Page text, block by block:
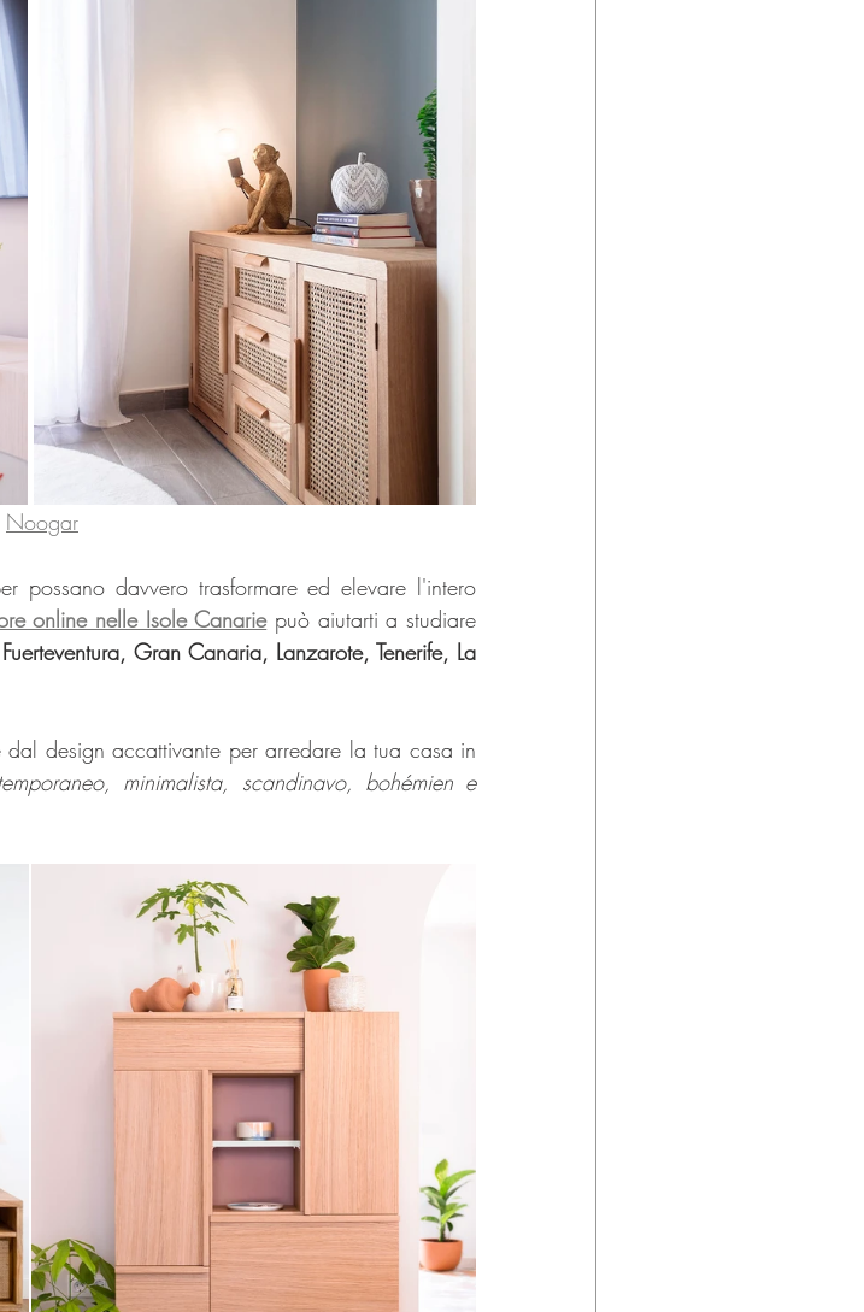
Noogar
davvero trasformare ed elevare l'intero
online nelle Isole Canarie può aiutarti a studiare
Fuerteventura, Gran Canaria, Lanzarote, Tenerife, La
design accattivante per arredare la tua casa in
minimalista, scandinavo, bohémien e